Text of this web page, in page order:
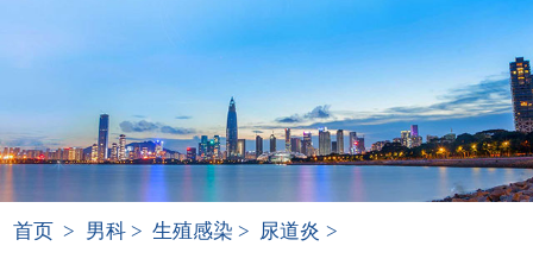
首页 > 男科 > 生殖感染 > 尿道炎 >